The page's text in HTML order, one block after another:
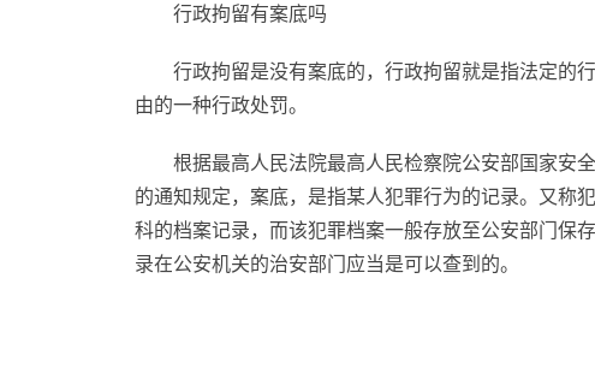
行政拘留有案底吗
行政拘留是没有案底的，行政拘留就是指法定的
由的一种行政处罚。
根据最高人民法院最高人民检察院公安部国家安
的通知规定，案底，是指某人犯罪行为的记录。又称
科的档案记录，而该犯罪档案一般存放至公安部门保
录在公安机关的治安部门应当是可以查到的。